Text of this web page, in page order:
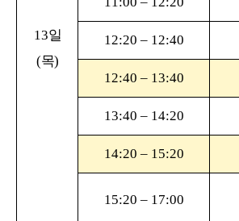
13일
(목)
12:20 – 12:40
12:40 – 13:40
13:40 – 14:20
14:20 – 15:20
15:20 – 17:00